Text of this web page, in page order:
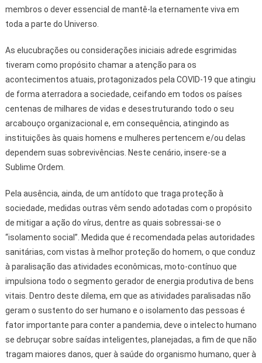
membros o dever essencial de mantê-la eternamente viva em
toda a parte do Universo.
As elucubrações ou considerações iniciais adrede esgrimidas
tiveram como propósito chamar a atenção para os
acontecimentos atuais, protagonizados pela COVID-19 que atingiu
de forma aterradora a sociedade, ceifando em todos os países
centenas de milhares de vidas e desestruturando todo o seu
arcabouço organizacional e, em consequência, atingindo as
instituições às quais homens e mulheres pertencem e/ou delas
dependem suas sobrevivências. Neste cenário, insere-se a
Sublime Ordem.
Pela ausência, ainda, de um antídoto que traga proteção à
sociedade, medidas outras vêm sendo adotadas com o propósito
de mitigar a ação do vírus, dentre as quais sobressai-se o
“isolamento social”. Medida que é recomendada pelas autoridades
sanitárias, com vistas à melhor proteção do homem, o que conduz
à paralisação das atividades econômicas, moto-contínuo que
impulsiona todo o segmento gerador de energia produtiva de bens
vitais. Dentro deste dilema, em que as atividades paralisadas não
geram o sustento do ser humano e o isolamento das pessoas é
fator importante para conter a pandemia, deve o intelecto humano
se debruçar sobre saídas inteligentes, planejadas, a fim de que não
tragam maiores danos, quer à saúde do organismo humano, quer à